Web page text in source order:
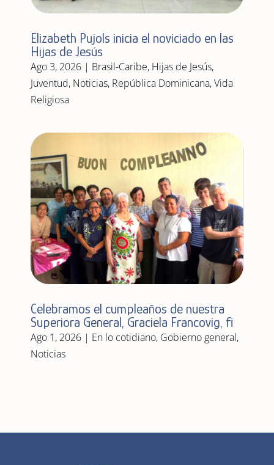
Elizabeth Pujols inicia el noviciado en las
Hijas de Jesús
Ago 3, 2026| Brasil-Caribe, Hijas de Jesús,
Juventud, Noticias, República Dominicana,Vida
Religiosa
Celebramos el cumpleaños de nuestra
Superiora General, Graciela Francovig, fi
Ago 1, 2026| En lo cotidiano, Gobierno general,
Noticias